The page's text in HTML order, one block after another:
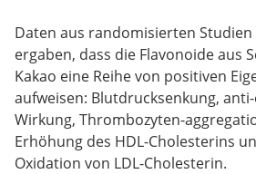
Daten aus randomisierten
ergaben, dass die Flavonoide aus
Kakao eine Reihe von positiven
aufweisen: Blutdrucksenkung,
Wirkung, Thrombozyten-
Erhöhung des HDL-Cholesterins
Oxidation von LDL-Cholesterin.